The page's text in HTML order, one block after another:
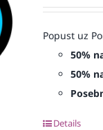
Popust uz
50%
50%
Details